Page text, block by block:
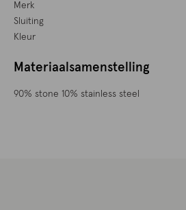
Merk
Sluiting
Kleur
Materiaalsamenstelling
90% stone 10% stainless steel